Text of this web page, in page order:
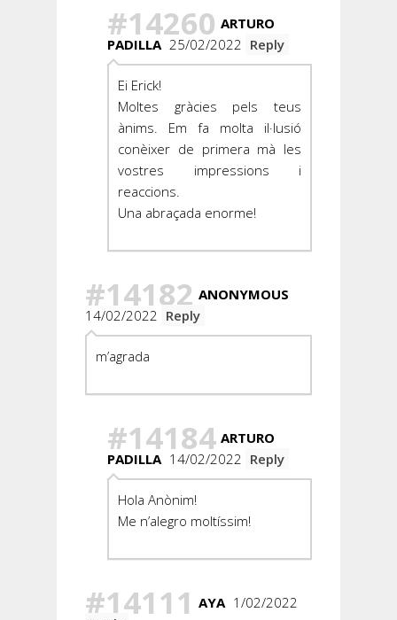
#14260 ARTURO
PADILLA 25/02/2022 Reply
Ei Erick!
Moltes gràcies pels teus
ànims. Em fa molta il·lusió
conèixer de primera mà les
vostres impressions i
reaccions.
Una abraçada enorme!
#14182 ANONYMOUS
14/02/2022 Reply
m’agrada
#14184 ARTURO
PADILLA 14/02/2022 Reply
Hola Anònim!
Me n’alegro moltíssim!
#14111 AYA 1/02/2022